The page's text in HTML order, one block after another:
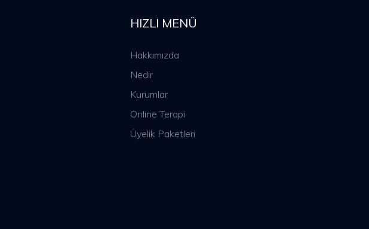
HIZLI MENÜ
Hakkımızda
Nedir
Kurumlar
Online Terapi
Üyelik Paketleri